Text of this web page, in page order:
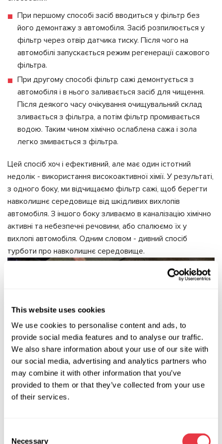
This website uses cookies
We use cookies to personalise content and ads, to
provide social media features and to analyse our traffic.
We also share information about your use of our site with
our social media, advertising and analytics partners who
may combine it with other information that you’ve
provided to them or that they’ve collected from your use
of their services.
Necessary
При першому способі засіб вводиться у фільтр без
його демонтажу з автомобіля. Засіб розпилюється у
фільтр через отвір датчика тиску. Після чого на
автомобілі запускається режим регенерації сажового
фільтра.
При другому способі фільтр сажі демонтується з
автомобіля і в нього заливається засіб для чищення.
Після деякого часу очікування очищувальний склад
зливається з фільтра, а потім фільтр промивається
водою. Таким чином хімічно ослаблена сажа і зола
легко змивається з фільтра.
Цей спосіб хоч і ефективний, але має один істотний
недолік - використання високоактивної хімії. У результаті,
з одного боку, ми відчищаємо фільтр сажі, щоб берегти
навколишнє середовище від шкідливих вихлопів
автомобіля. З іншого боку зливаємо в каналізацію хімічно
активні та небезпечні речовини, або спалюємо їх у
вихлопі автомобіля. Одним словом - дивний спосіб
турботи про навколишнє середовище.
стисненим повітрям, використовує викиди повітря під